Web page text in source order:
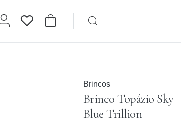
Brincos
Brinco Topázio Sky
Blue Trillion